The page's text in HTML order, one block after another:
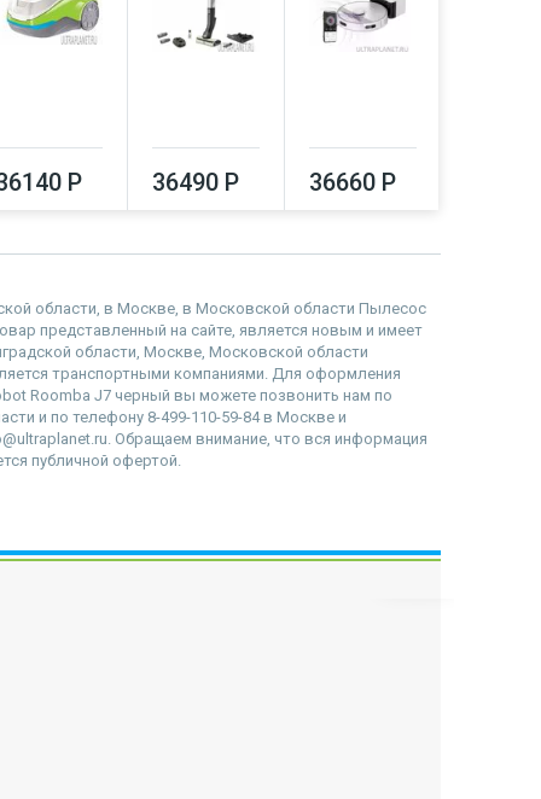
Р 36490 Р 36660 Р
области, в Москве, в Московской области Пылесос
представленный на сайте, является новым и имеет
области, Москве, Московской области
транспортными компаниями. Для оформления
Roomba J7 черный вы можете позвонить нам по
и по телефону 8-499-110-59-84 в Москве и
Обращаем внимание, что вся информация
публичной офертой.
наверх